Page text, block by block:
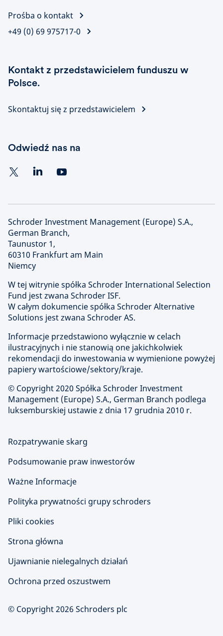
Prośba o kontakt
+49 (0) 69 975717-0
Kontakt z przedstawicielem funduszu w
Polsce.
Skontaktuj się z przedstawicielem
Odwiedź nas na
Schroder Investment Management (Europe) S.A.,
German Branch,
Taunustor 1,
60310 Frankfurt am Main
Niemcy
W tej witrynie spółka Schroder International Selection
Fund jest zwana Schroder ISF.
W całym dokumencie spółka Schroder Alternative
Solutions jest zwana Schroder AS.
Informacje przedstawiono wyłącznie w celach
ilustracyjnych i nie stanowią one jakichkolwiek
rekomendacji do inwestowania w wymienione powyżej
papiery wartościowe/sektory/kraje.
© Copyright2020 Spółka Schroder Investment
Management (Europe) S.A., German Branch podlega
luksemburskiej ustawie z dnia 17 grudnia 2010 r.
Rozpatrywanie skarg
Podsumowanie praw inwestorów
Ważne Informacje
Polityka prywatności grupy schroders
Pliki cookies
Strona główna
Ujawnianie nielegalnych działań
Ochrona przed oszustwem
© Copyright 2026 Schroders plc